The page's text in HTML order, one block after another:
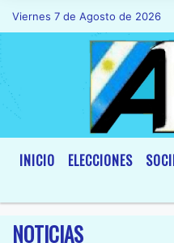
Viernes 7 de Agosto de 2026
Hoy
INICIO ELECCIONES
NOTICIAS